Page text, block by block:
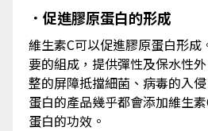
．促進膠原蛋白的形成
維生素C可以促進膠原蛋白形成
要的組成，提供彈性及保水性
整的屏障抵擋細菌、病毒的入
蛋白的產品幾乎都會添加維生
蛋白的功效。